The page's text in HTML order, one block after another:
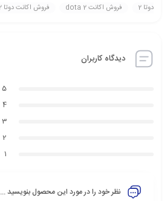
دوتا 2
فروش اکانت dota 2 فروش اکانت دوتا 2
دیدگاه کاربران
5
4
3
2
1
نظر خود را در مورد این محصول بنویسید ...